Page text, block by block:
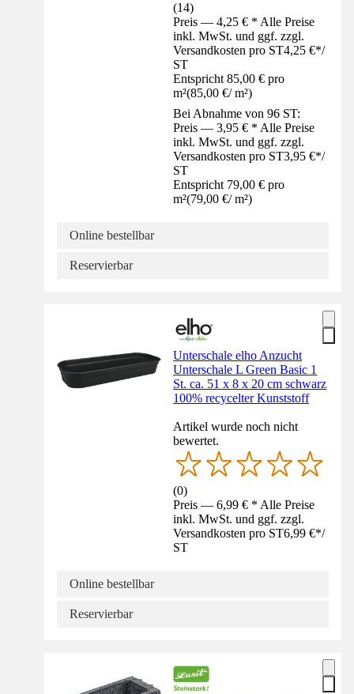
(14)
Preis — 4,25 € * Alle Preise
inkl. MwSt. und ggf. zzgl.
Versandkosten pro ST4,25 €*/
ST
Entspricht 85,00 € pro
m²(85,00 €/ m²)
Bei Abnahme von 96 ST:
Preis — 3,95 € * Alle Preise
inkl. MwSt. und ggf. zzgl.
Versandkosten pro ST3,95 €*/
ST
Entspricht 79,00 € pro
m²(79,00 €/ m²)
Online bestellbar
Reservierbar
Unterschale elho Anzucht
Unterschale L Green Basic 1
St. ca. 51 x 8 x 20 cm schwarz
100% recycelter Kunststoff
Artikel wurde noch nicht
bewertet.
(0)
Preis — 6,99 € * Alle Preise
inkl. MwSt. und ggf. zzgl.
Versandkosten pro ST6,99 €*/
ST
Online bestellbar
Reservierbar